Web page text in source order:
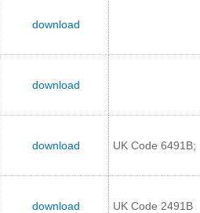
download
download
download UK Code 6491B;
download UK Code 2491B